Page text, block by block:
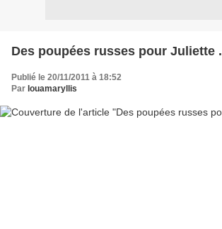
Des poupées russes pour Juliette .
Publié le 20/11/2011 à 18:52
Par louamaryllis